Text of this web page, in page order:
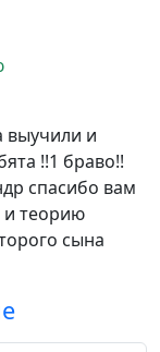
выучили и
!!1 браво!!
спасибо вам
и теорию
сына